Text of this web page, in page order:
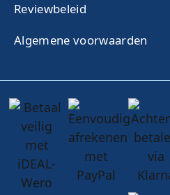
Reviewbeleid
Algemene voorwaarden